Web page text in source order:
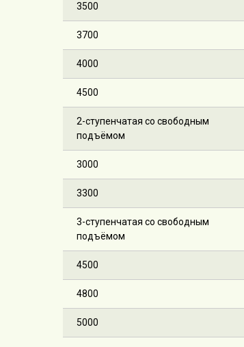
3500
3700
4000
4500
2-ступенчатая со свободным
подъёмом
3000
3300
3-ступенчатая со свободным
подъёмом
4500
4800
5000